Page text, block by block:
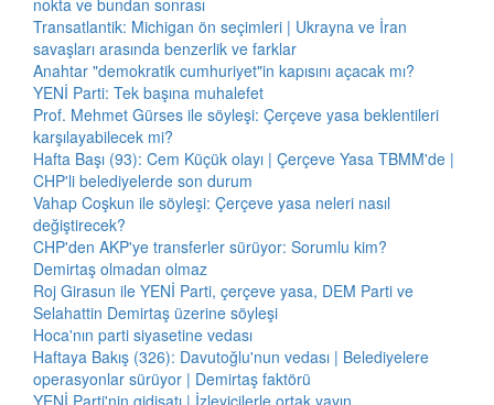
nokta ve bundan sonrası
Transatlantik: Michigan ön seçimleri | Ukrayna ve İran
savaşları arasında benzerlik ve farklar
Anahtar "demokratik cumhuriyet"in kapısını açacak mı?
YENİ Parti: Tek başına muhalefet
Prof. Mehmet Gürses ile söyleşi: Çerçeve yasa beklentileri
karşılayabilecek mi?
Hafta Başı (93): Cem Küçük olayı | Çerçeve Yasa TBMM'de |
CHP'li belediyelerde son durum
Vahap Coşkun ile söyleşi: Çerçeve yasa neleri nasıl
değiştirecek?
CHP'den AKP'ye transferler sürüyor: Sorumlu kim?
Demirtaş olmadan olmaz
Roj Girasun ile YENİ Parti, çerçeve yasa, DEM Parti ve
Selahattin Demirtaş üzerine söyleşi
Hoca'nın parti siyasetine vedası
Haftaya Bakış (326): Davutoğlu'nun vedası | Belediyelere
operasyonlar sürüyor | Demirtaş faktörü
YENİ Parti'nin gidişatı | İzleyicilerle ortak yayın